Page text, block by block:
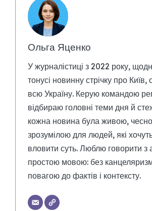
Ольга Яценко
У журналістиці з 2022 року,
тонусі новинну стрічку про Київ,
всю Україну. Керую командою
відбираю головні теми дня й
кожна новина була живою,
зрозумілою для людей, які
вловити суть. Люблю говорити з
простою мовою: без
повагою до фактів і контексту.